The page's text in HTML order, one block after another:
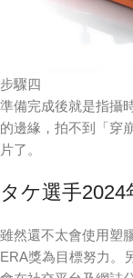
步驟四
準備完成後就是指攝
的邊緣，拍不到「穿
片了。
タケ選手2024
雖然還不太會使用塑
ERA獎為目標努力。